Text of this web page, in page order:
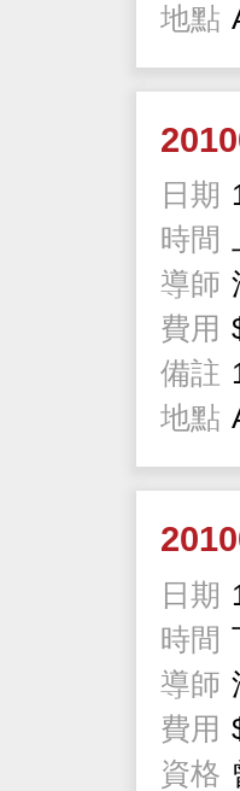
地點
日期
時間
導師
費用
備註
地點
日期
時間
導師
費用
資格